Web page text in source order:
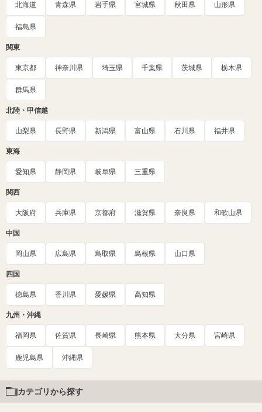
北海道 青森県 岩手県 宮城県 秋田県 山形県
福島県
関東
東京都 神奈川県 埼玉県 千葉県 茨城県 栃木県
群馬県
北陸・甲信越
山梨県 長野県 新潟県 富山県 石川県 福井県
東海
愛知県 静岡県 岐阜県 三重県
関西
大阪府 兵庫県 京都府 滋賀県 奈良県 和歌山県
中国
岡山県 広島県 鳥取県 島根県 山口県
四国
徳島県 香川県 愛媛県 高知県
九州・沖縄
福岡県 佐賀県 長崎県 熊本県 大分県 宮崎県
鹿児島県 沖縄県
カテゴリから探す